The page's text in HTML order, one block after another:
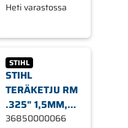
Heti varastossa
STIHL
STIHL
TERÄKETJU RM
.325" 1,5MM,
66 LENKKIÄ
36850000066